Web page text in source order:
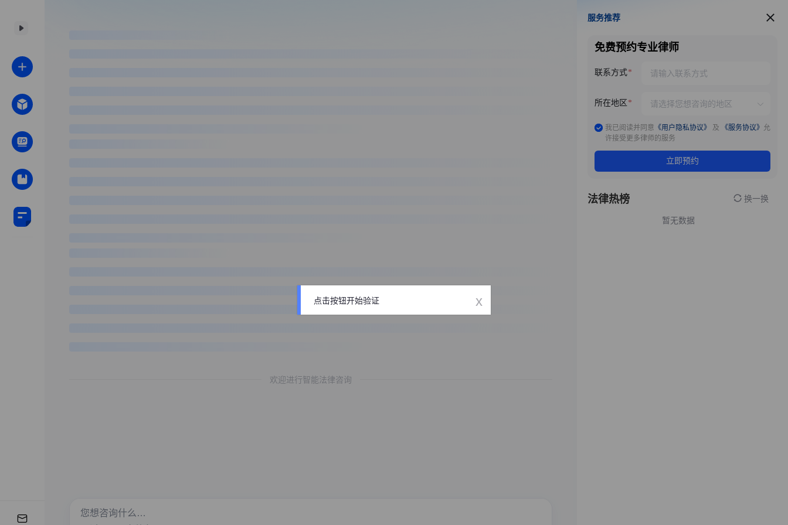
欢迎进行智能法律咨询
服务推荐
服务推荐
免费预约专业律师
联系方式
所在地区
我已阅读并同意 《用户隐私协议》 及 《服务协议》 允
许接受更多律师的服务
立即预约
法律热榜 换一换
暂无数据
点击按钮开始验证 x